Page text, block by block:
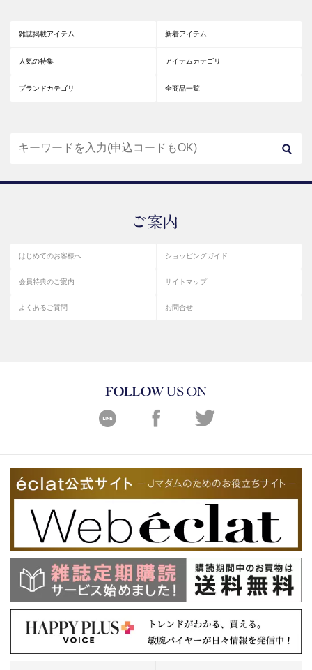
雑誌掲載アイテム 新着アイテム
人気の特集 アイテムカテゴリ
ブランドカテゴリ 全商品一覧
はじめてのお客様へ ショッピングガイド
会員特典のご案内 サイトマップ
よくあるご質問 お問合せ